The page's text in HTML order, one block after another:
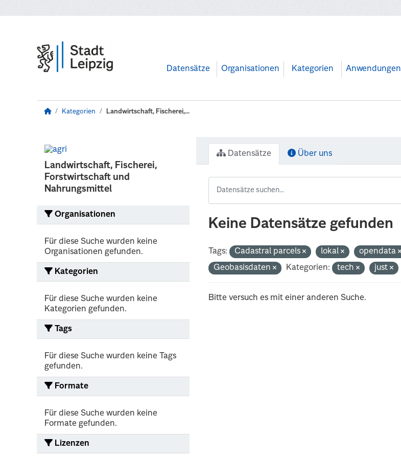
Datensätze Organisationen Kategorien Anwendungen
Kategorien Landwirtschaft, Fischerei,...
Landwirtschaft, Fischerei,
Forstwirtschaft und
Nahrungsmittel
Organisationen
Für diese Suche wurden keine
Organisationen gefunden.
Kategorien
Für diese Suche wurden keine
Kategorien gefunden.
Tags
Für diese Suche wurden keine Tags
gefunden.
Formate
Für diese Suche wurden keine
Formate gefunden.
Lizenzen
Datensätze Über uns
Keine Datensätze gefunden
Tags: Cadastral parcels lokal
opendata
Geobasisdaten
Kategorien: tech just
Bitte versuch es mit einer anderen Suche.